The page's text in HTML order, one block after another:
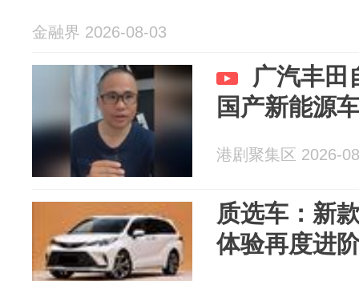
金融界 2026-08-03
广汽丰田
国产新能源
港剧聚集区 2026-
质选车：新
体验再度进